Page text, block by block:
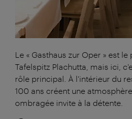
Le « Gasthaus zur Oper » est
Tafelspitz Plachutta, mais ici,
rôle principal. À l'intérieur du
100 ans créent une
ombragée invite à la détente.